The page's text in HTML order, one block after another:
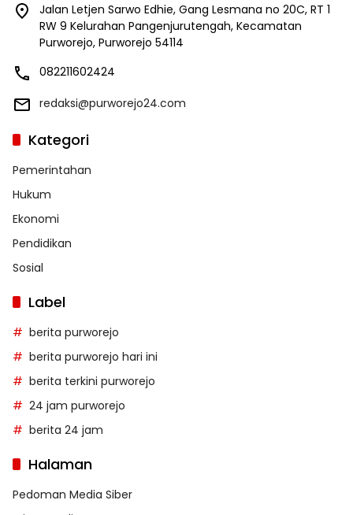
Jalan Letjen Sarwo Edhie, Gang Lesmana no 20C, RT 1
RW 9 Kelurahan Pangenjurutengah, Kecamatan
Purworejo, Purworejo 54114
082211602424
redaksi@purworejo24.com
Kategori
Pemerintahan
Hukum
Ekonomi
Pendidikan
Sosial
Label
berita purworejo
berita purworejo hari ini
berita terkini purworejo
24 jam purworejo
berita 24 jam
Halaman
Pedoman Media Siber